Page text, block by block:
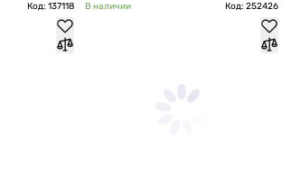
Код: 137118 В наличии Код: 252426